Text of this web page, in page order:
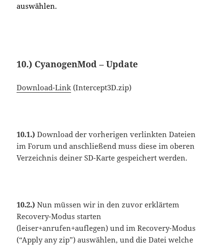
auswählen.
10.) CyanogenMod – Update
Download-Link (Intercept3D.zip)
10.1.) Download der vorherigen verlinkten Dateien
im Forum und anschließend muss diese im oberen
Verzeichnis deiner SD-Karte gespeichert werden.
10.2.) Nun müssen wir in den zuvor erklärtem
Recovery-Modus starten
(leiser+anrufen+auflegen) und im Recovery-Modus
(“Apply any zip”) auswählen, und die Datei welche